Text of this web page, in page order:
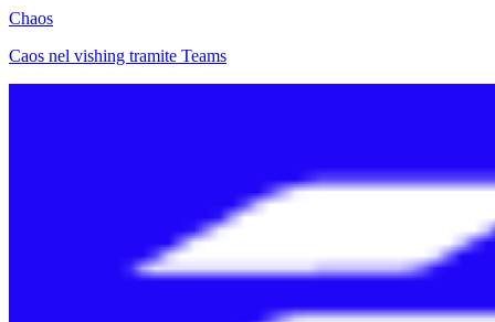
Chaos
Caos nel vishing tramite Teams